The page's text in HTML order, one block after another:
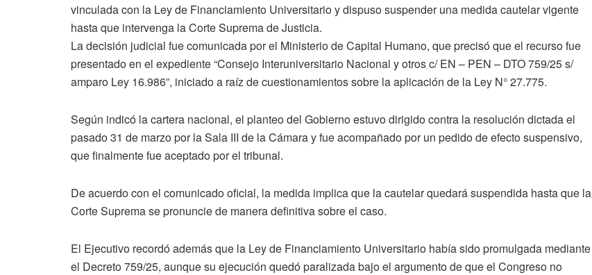
vinculada con la Ley de Financiamiento Universitario y dispuso suspender una medida cautelar vigente
hasta que intervenga la Corte Suprema de Justicia.
La decisión judicial fue comunicada por el Ministerio de Capital Humano, que precisó que el recurso fue
presentado en el expediente “Consejo Interuniversitario Nacional y otros c/ EN – PEN – DTO 759/25 s/
amparo Ley 16.986”, iniciado a raíz de cuestionamientos sobre la aplicación de la Ley N° 27.775.
Según indicó la cartera nacional, el planteo del Gobierno estuvo dirigido contra la resolución dictada el
pasado 31 de marzo por la Sala III de la Cámara y fue acompañado por un pedido de efecto suspensivo,
que finalmente fue aceptado por el tribunal.
De acuerdo con el comunicado oficial, la medida implica que la cautelar quedará suspendida hasta que la
Corte Suprema se pronuncie de manera definitiva sobre el caso.
El Ejecutivo recordó además que la Ley de Financiamiento Universitario había sido promulgada mediante
el Decreto 759/25, aunque su ejecución quedó paralizada bajo el argumento de que el Congreso no